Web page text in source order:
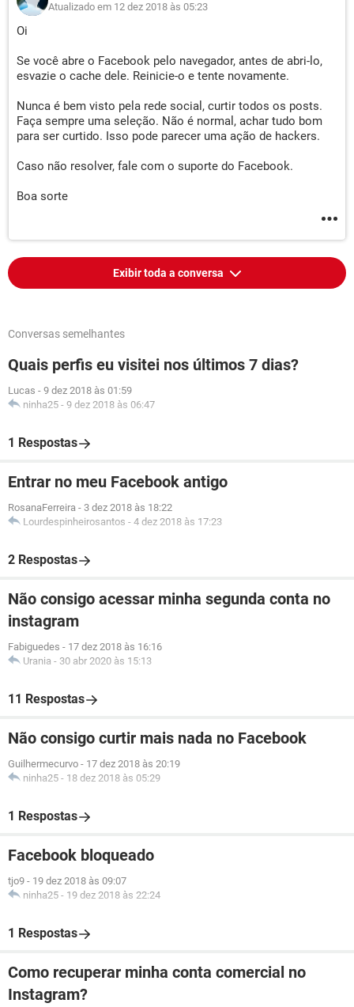
Atualizado em 12 dez 2018 às 05:23
Oi
Se você abre o Facebook pelo navegador, antes de abri-lo,
esvazie o cache dele. Reinicie-o e tente novamente.
Nunca é bem visto pela rede social, curtir todos os posts.
Faça sempre uma seleção. Não é normal, achar tudo bom
para ser curtido. Isso pode parecer uma ação de hackers.
Caso não resolver, fale com o suporte do Facebook.
Boa sorte
Exibir toda a conversa
Conversas semelhantes
Quais perfis eu visitei nos últimos 7 dias?
Lucas - 9 dez 2018 às 01:59
ninha25 - 9 dez 2018 às 06:47
1 Respostas
Entrar no meu Facebook antigo
RosanaFerreira - 3 dez 2018 às 18:22
Lourdespinheirosantos - 4 dez 2018 às 17:23
2 Respostas
Não consigo acessar minha segunda conta no
instagram
Fabiguedes - 17 dez 2018 às 16:16
Urania - 30 abr 2020 às 15:13
11 Respostas
Não consigo curtir mais nada no Facebook
Guilhermecurvo - 17 dez 2018 às 20:19
ninha25 - 18 dez 2018 às 05:29
1 Respostas
Facebook bloqueado
tjo9 - 19 dez 2018 às 09:07
ninha25 - 19 dez 2018 às 22:24
1 Respostas
Como recuperar minha conta comercial no
Instagram?